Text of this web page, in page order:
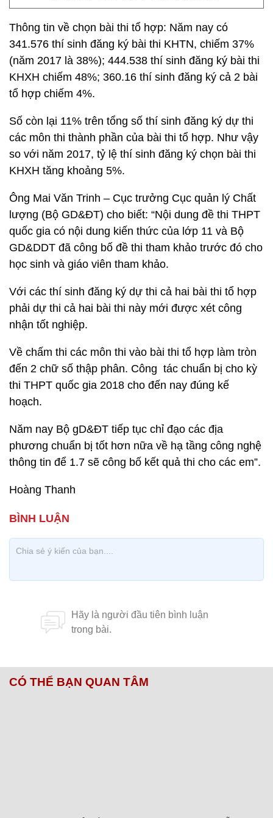
Thông tin về chọn bài thi tổ hợp: Năm nay có
341.576 thí sinh đăng ký bài thi KHTN, chiếm 37%
(năm 2017 là 38%); 444.538 thí sinh đăng ký bài thi
KHXH chiếm 48%; 360.16 thí sinh đăng ký cả 2 bài
tổ hợp chiếm 4%.
Số còn lại 11% trên tổng số thí sinh đăng ký dự thi
các môn thi thành phần của bài thi tổ hợp. Như vậy
so với năm 2017, tỷ lệ thí sinh đăng ký chọn bài thi
KHXH tăng khoảng 5%.
Ông Mai Văn Trinh – Cục trưởng Cục quản lý Chất
lượng (Bộ GD&ĐT) cho biết: “Nội dung đề thi THPT
quốc gia có nội dung kiến thức của lớp 11 và Bộ
GD&DDT đã công bố đề thi tham khảo trước đó cho
học sinh và giáo viên tham khảo.
Với các thí sinh đăng ký dự thi cả hai bài thi tổ hợp
phải dự thi cả hai bài thi này mới được xét công
nhận tốt nghiệp.
Về chấm thi các môn thi vào bài thi tổ hợp làm tròn
đến 2 chữ số thập phân. Công tác chuẩn bị cho kỳ
thi THPT quốc gia 2018 cho đến nay đúng kế
hoạch.
Năm nay Bộ gD&ĐT tiếp tục chỉ đạo các địa
phương chuẩn bị tốt hơn nữa về hạ tầng công nghệ
thông tin để 1.7 sẽ công bố kết quả thi cho các em”.
Hoàng Thanh
CÓ THỂ BẠN QUAN TÂM